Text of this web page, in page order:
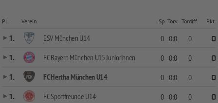
Pl. Verein Sp. Torv. Tordiff. Pkt.
1. ESV München U14 0 0:0 0
0
1.
FC Bayern München U15 Juniorinnen 0 0:0 0
0
1.
FC Hertha München U14 0 0:0 0
0
1.
FC Sportfreunde U14 0 0:0 0
0